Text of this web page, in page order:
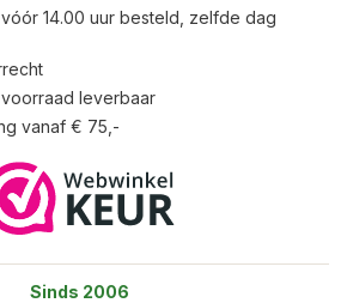
14.00 uur besteld, zelfde dag
leverbaar
vanaf € 75,-
Sinds 2006